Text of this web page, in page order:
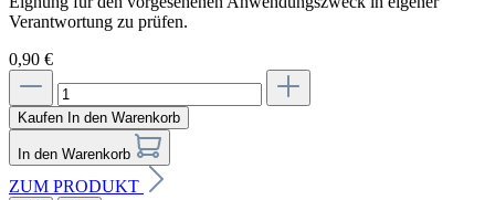
Verantwortung zu prüfen.
0,90 €
Kaufen In den Warenkorb
In den Warenkorb
ZUM PRODUKT